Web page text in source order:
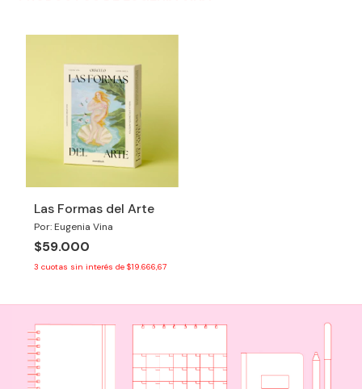
Las Formas del Arte
Por: Eugenia Vina
$59.000
3 cuotas sin interés de $19.666,67